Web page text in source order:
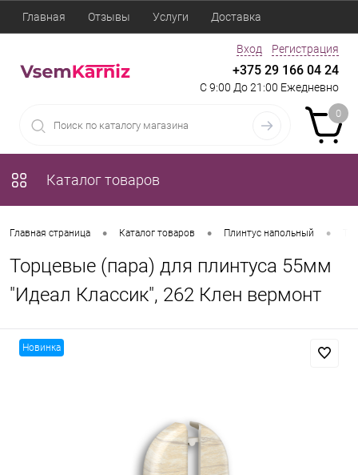
Главная Отзывы Услуги Доставка
Вход Регистрация
+375 29 166 04 24
С 9:00 До 21:00 Ежедневно
0
Каталог товаров
Главная страница • Каталог товаров • Плинтус напольный •
Торцевые (пара) для плинтуса 55мм
"Идеал Классик", 262 Клен вермонт
Новинка